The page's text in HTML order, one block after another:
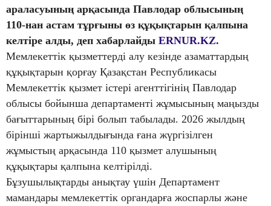
араласуының арқасында Павлодар облысының
110-нан астам тұрғыны өз құқықтарын қалпына
келтіре алды, деп хабарлайды ERNUR.KZ.
Мемлекеттік қызметтерді алу кезінде азаматтардың
құқықтарын қорғау Қазақстан Республикасы
Мемлекеттік қызмет істері агенттігінің Павлодар
облысы бойынша департаменті жұмысының маңызды
бағыттарының бірі болып табылады. 2026 жылдың
бірінші жартыжылдығында ғана жүргізілген
жұмыстың арқасында 110 қызмет алушының
құқықтары қалпына келтірілді.
Бұзушылықтарды анықтау үшін Департамент
мамандары мемлекеттік органдарға жоспарлы және